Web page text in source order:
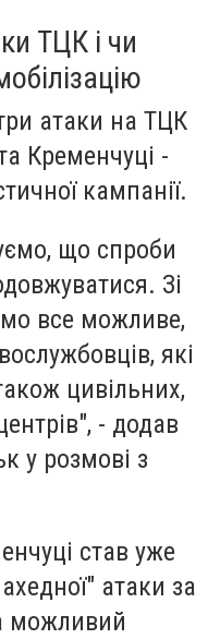
ТЦК і чи
атаки на ТЦК
Кременчуці -
кампанії.
що спроби
Зі
все можливе,
які
цивільних,
- додав
у розмові з
став уже
атаки за
можливий